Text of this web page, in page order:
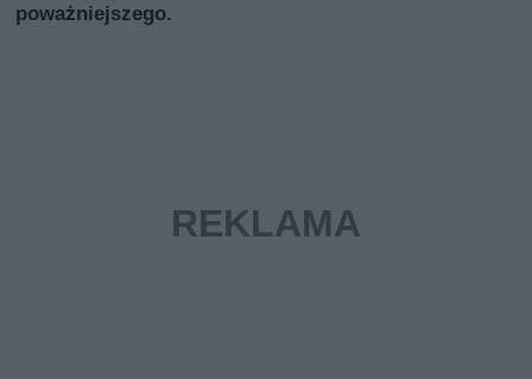
poważniejszego.